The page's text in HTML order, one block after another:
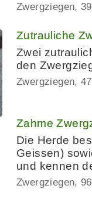
Zwergziegen
Zutrauliche
Zwei
den
Zwergziegen
Zahme
Die Herde
Geissen)
und kennen
Zwergziegen